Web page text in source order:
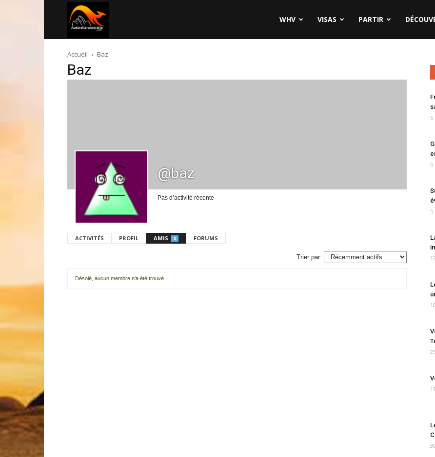
WHV VISAS PARTIR
Accueil Baz
Baz
@baz
Pas d’activité récente
ACTIVITÉS PROFIL AMIS 0 FORUMS
Trier par:
Désolé, aucun membre n'a été trouvé.
5
5
5